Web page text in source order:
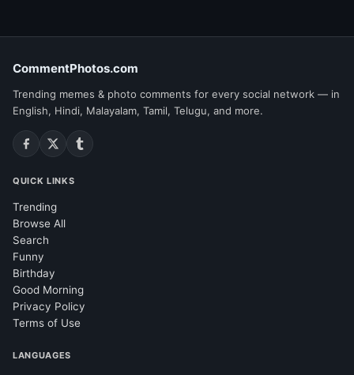
CommentPhotos.com
Trending memes & photo comments for every social network — in
English, Hindi, Malayalam, Tamil, Telugu, and more.
QUICK LINKS
Trending
Browse All
Search
Funny
Birthday
Good Morning
Privacy Policy
Terms of Use
LANGUAGES